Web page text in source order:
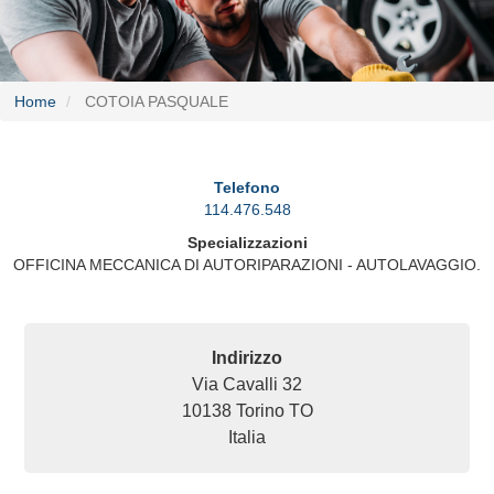
Home COTOIA PASQUALE
Telefono
114.476.548
Specializzazioni
OFFICINA MECCANICA DI AUTORIPARAZIONI - AUTOLAVAGGIO.
Indirizzo
Via Cavalli 32
10138 Torino TO
Italia